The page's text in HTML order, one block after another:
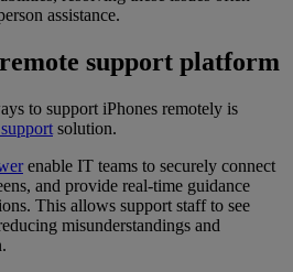
assistance.
support platform
to support iPhones remotely is
solution.
enable IT teams to securely connect
and provide real-time guidance
This allows support staff to see
misunderstandings and